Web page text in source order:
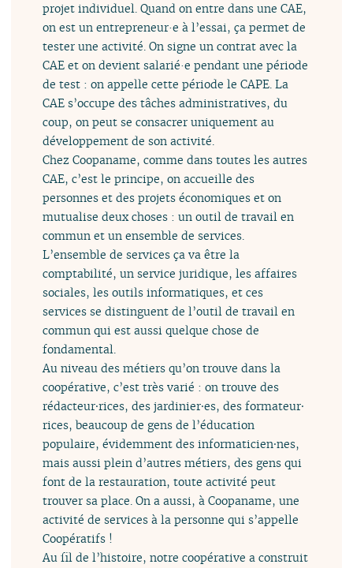
projet individuel. Quand on entre dans une CAE,
on est un entrepreneur·e à l’essai, ça permet de
tester une activité. On signe un contrat avec la
CAE et on devient salarié·e pendant une période
de test : on appelle cette période le CAPE. La
CAE s’occupe des tâches administratives, du
coup, on peut se consacrer uniquement au
développement de son activité.
Chez Coopaname, comme dans toutes les autres
CAE, c’est le principe, on accueille des
personnes et des projets économiques et on
mutualise deux choses : un outil de travail en
commun et un ensemble de services.
L’ensemble de services ça va être la
comptabilité, un service juridique, les affaires
sociales, les outils informatiques, et ces
services se distinguent de l’outil de travail en
commun qui est aussi quelque chose de
fondamental.
Au niveau des métiers qu’on trouve dans la
coopérative, c’est très varié : on trouve des
rédacteur⸱rices, des jardinier⸱es, des formateur⸱
rices, beaucoup de gens de l’éducation
populaire, évidemment des informaticien⸱nes,
mais aussi plein d’autres métiers, des gens qui
font de la restauration, toute activité peut
trouver sa place. On a aussi, à Coopaname, une
activité de services à la personne qui s’appelle
Coopératifs !
Au fil de l’histoire, notre coopérative a construit